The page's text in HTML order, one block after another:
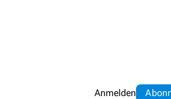
Anmelden Abo